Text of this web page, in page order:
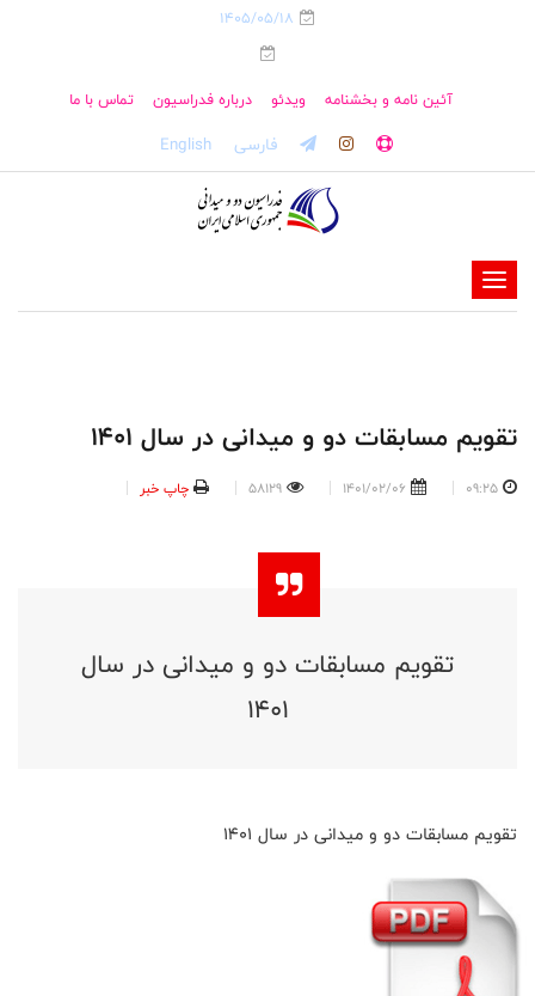
1405/05/18
آئین نامه و بخشنامه ویدئو درباره فدراسیون تماس با ما
فارسی English
-
-
-
تقویم مسابقات دو و میدانی در سال 1401
09:25
1401/02/06
58129 چاپ خبر
تقویم مسابقات دو و میدانی در سال
1401
تقویم مسابقات دو و میدانی در سال 1401